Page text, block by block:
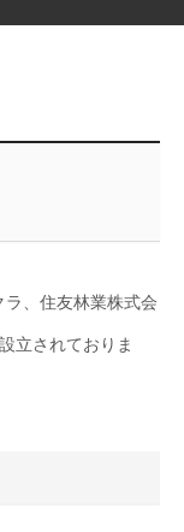
、住友林業株式会
立されておりま